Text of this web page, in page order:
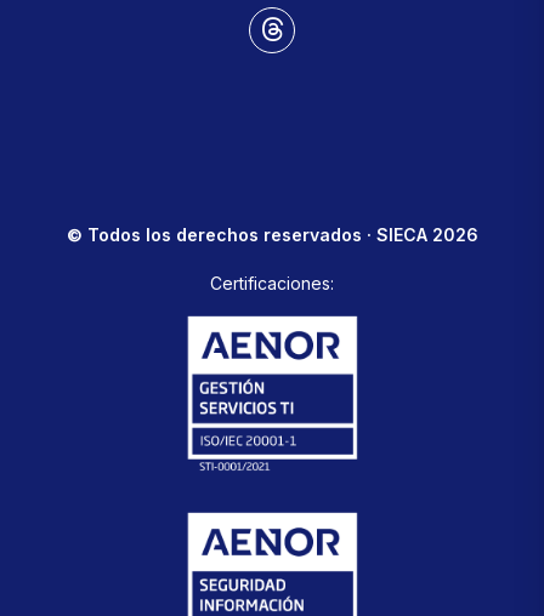
© Todos los derechos reservados · SIECA 2026
Certificaciones: